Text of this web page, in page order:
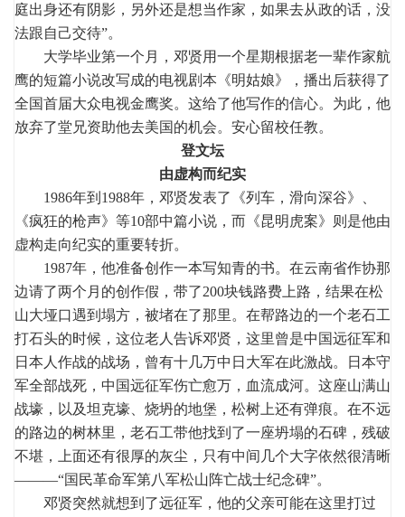
庭出身还有阴影，另外还是想当作家，如果去从政的话，没
法跟自己交待”。
大学毕业第一个月，邓贤用一个星期根据老一辈作家航
鹰的短篇小说改写成的电视剧本《明姑娘》，播出后获得了
全国首届大众电视金鹰奖。这给了他写作的信心。为此，他
放弃了堂兄资助他去美国的机会。安心留校任教。
登文坛
由虚构而纪实
1986年到1988年，邓贤发表了《列车，滑向深谷》、
《疯狂的枪声》等10部中篇小说，而《昆明虎案》则是他由
虚构走向纪实的重要转折。
1987年，他准备创作一本写知青的书。在云南省作协那
边请了两个月的创作假，带了200块钱路费上路，结果在松
山大垭口遇到塌方，被堵在了那里。在帮路边的一个老石工
打石头的时候，这位老人告诉邓贤，这里曾是中国远征军和
日本人作战的战场，曾有十几万中日大军在此激战。日本守
军全部战死，中国远征军伤亡愈万，血流成河。这座山满山
战壕，以及坦克壕、烧坍的地堡，松树上还有弹痕。在不远
的路边的树林里，老石工带他找到了一座坍塌的石碑，残破
不堪，上面还有很厚的灰尘，只有中间几个大字依然很清晰
———“国民革命军第八军松山阵亡战士纪念碑”。
邓贤突然就想到了远征军，他的父亲可能在这里打过